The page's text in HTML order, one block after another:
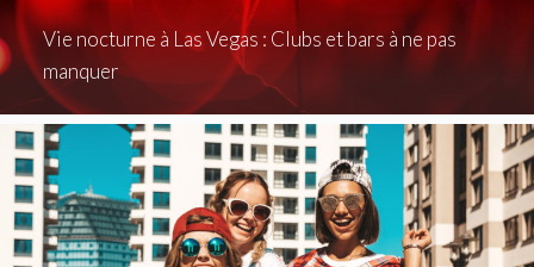
Vie nocturne à Las Vegas : Clubs et bars à ne pas
manquer